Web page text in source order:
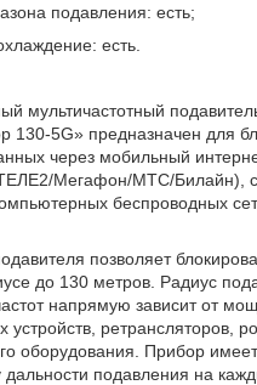
подавления: есть;
есть.
мультичастотный
130-5G» предназначен для
через мобильный
Мегафон/МТС/Билайн),
беспроводных
позволяет
до 130 метров. Радиус
напрямую зависит от
ретрансляторов,
оборудования. Прибор
дальности подавления на